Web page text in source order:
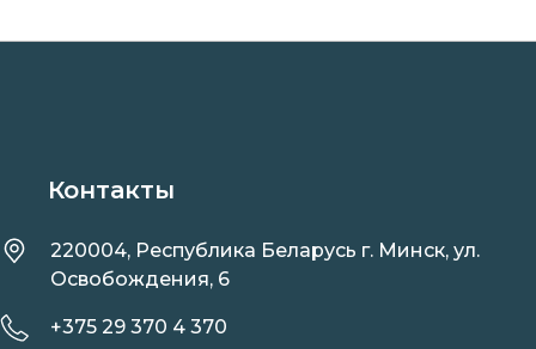
Контакты
220004, Республика Беларусь г. Минск, ул.
Освобождения, 6
+375 29 370 4 370